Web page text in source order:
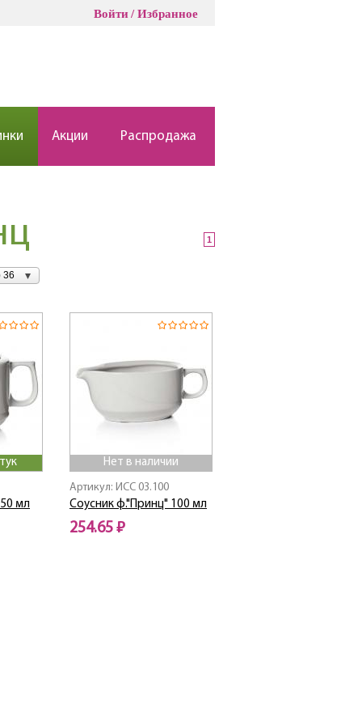
Войти Избранное
Акции Распродажа
1
36
мл
Нет в наличии
Артикул: ИСС 03.100
Соусник ф."Принц" 100 мл
254.65 ₽